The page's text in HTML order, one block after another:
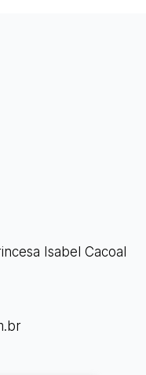
Isabel Cacoal